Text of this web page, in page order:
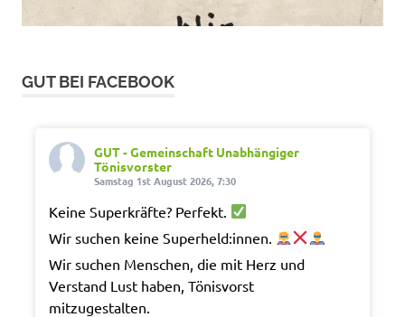
GUT BEI FACEBOOK
GUT - Gemeinschaft Unabhängiger
Tönisvorster
Samstag 1st August 2026, 7:30
Keine Superkräfte? Perfekt.
Wir suchen keine Superheld:innen.
Wir suchen Menschen, die mit Herz und
Verstand Lust haben, Tönisvorst
mitzugestalten.